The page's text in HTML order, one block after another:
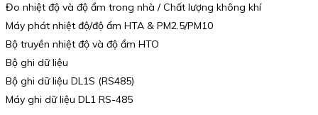
Đo nhiệt độ và độ ẩm trong nhà / Chất lượng không khí
Máy phát nhiệt độ/độ ẩm HTA & PM2.5/PM10
Bộ truyền nhiệt độ và độ ẩm HTO
Bộ ghi dữ liệu
Bộ ghi dữ liệu DL1S (RS485)
Máy ghi dữ liệu DL1 RS-485